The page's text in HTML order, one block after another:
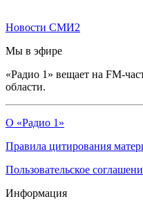
Новости СМИ2
Мы в эфире
«Радио 1» вещает на FM-
области.
О «Радио 1»
Правила цитирования
Пользовательское
Информация